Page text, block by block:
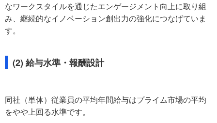
なワークスタイルを通じたエンゲージメント向上に取り組
み、継続的なイノベーション創出力の強化につなげていま
す。
(2) 給与水準・報酬設計
同社（単体）従業員の平均年間給与はプライム市場の平均
をやや上回る水準です。